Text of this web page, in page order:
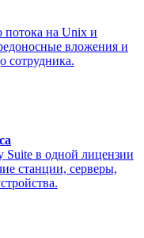
потока на Unix и
вложения и
сотрудника.
Suite в одной лицензии
станции, серверы,